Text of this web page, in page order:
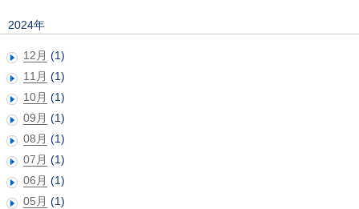
2024年
12月 (1)
11月 (1)
10月 (1)
09月 (1)
08月 (1)
07月 (1)
06月 (1)
05月 (1)